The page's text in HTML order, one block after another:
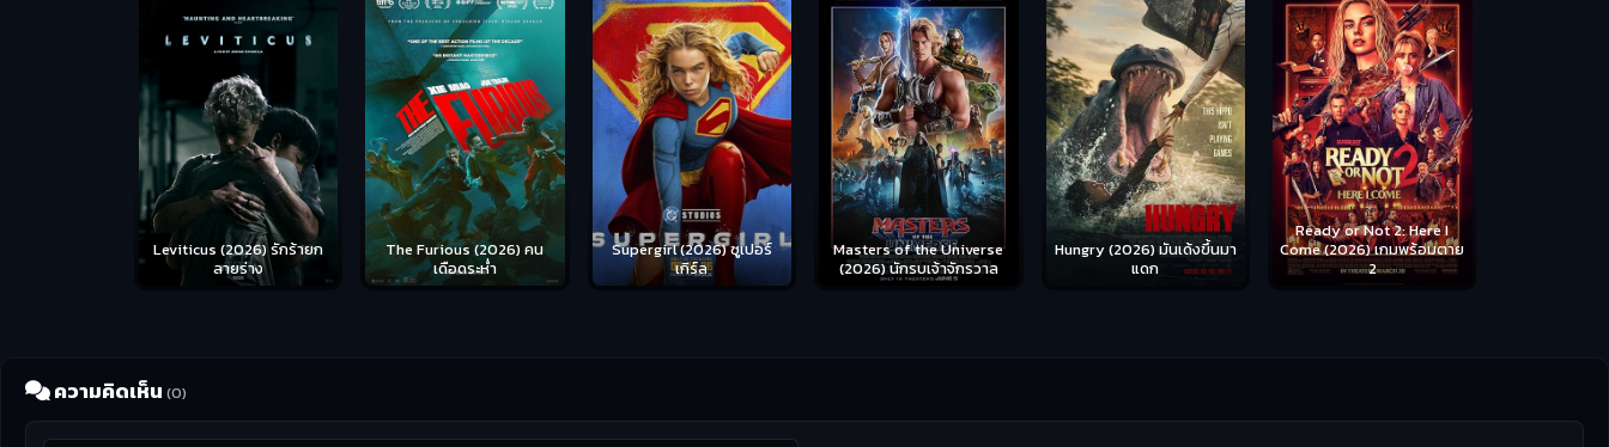
Leviticus (2026) รักร้ายก
ลายร่าง
The Furious (2026) คน
เดือดระห่ำ
Supergirl (2026) ซูเปอร์
เกิร์ล
Masters of the Universe
(2026) นักรบเจ้าจักรวาล
Hungry (2026) มันเด้งขึ้นมา
แดก
Ready or Not 2: Here I
Come (2026) เกมพร้อมตาย
2
ความคิดเห็น (0)